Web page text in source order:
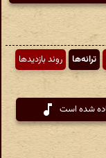
ترانه‌ها
روند بازدیدها
شده است